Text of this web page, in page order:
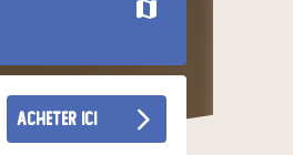
acheter ici